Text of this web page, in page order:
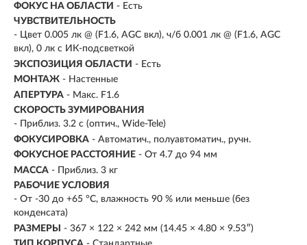
ФОКУС НА ОБЛАСТИ - Есть
ЧУВСТВИТЕЛЬНОСТЬ
- Цвет 0.005 лк @ (F1.6, AGC вкл), ч/б 0.001 лк @ (F1.6, AGC
вкл), 0 лк с ИК-подсветкой
ЭКСПОЗИЦИЯ ОБЛАСТИ - Есть
МОНТАЖ - Настенные
АПЕРТУРА - Макс. F1.6
СКОРОСТЬ ЗУМИРОВАНИЯ
- Приблиз. 3.2 с (оптич., Wide-Tele)
ФОКУСИРОВКА - Автоматич., полуавтоматич., ручн.
ФОКУСНОЕ РАССТОЯНИЕ - От 4.7 до 94 мм
МАССА - Приблиз. 3 кг
РАБОЧИЕ УСЛОВИЯ
- От -30 до +65 °C, влажность 90 % или меньше (без
конденсата)
РАЗМЕРЫ
- 367 × 122 × 242 мм (14.45 × 4.80 × 9.53″)